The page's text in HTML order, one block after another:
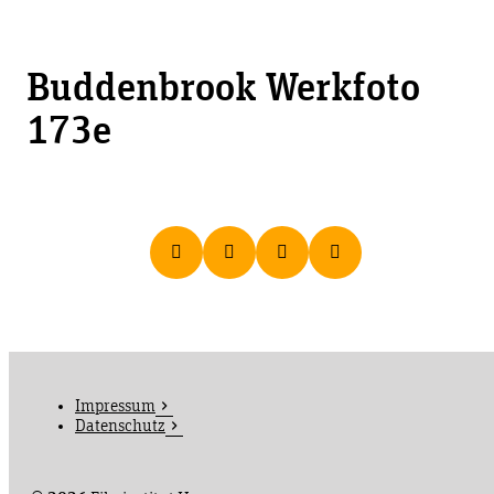
Buddenbrook Werkfoto
173e
Impressum
Datenschutz